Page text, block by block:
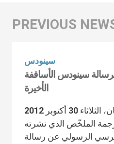
سينودس
سينودس الأساقفة
الأخيرة
الفاتيكان، الثلاثاء 30 أكتوبر 2012 (ZENIT.org).-
الملخّص الذي نشرته
الرسولي عن رسالة